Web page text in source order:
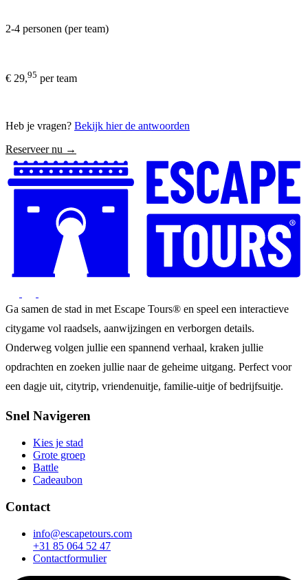
2-4 personen (per team)
€ 29,95 per team
Heb je vragen? Bekijk hier de antwoorden
Reserveer nu →
Ga samen de stad in met Escape Tours® en speel een interactieve
citygame vol raadsels, aanwijzingen en verborgen details.
Onderweg volgen jullie een spannend verhaal, kraken jullie
opdrachten en zoeken jullie naar de geheime uitgang. Perfect voor
een dagje uit, citytrip, vriendenuitje, familie-uitje of bedrijfsuitje.
Snel Navigeren
Kies je stad
Grote groep
Battle
Cadeaubon
Contact
info@escapetours.com
+31 85 064 52 47
Contactformulier